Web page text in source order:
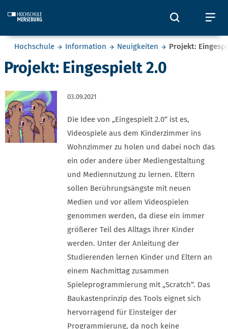
Öffnet
Sie befinden sich hier:
Hochschule Information Neuigkeiten Projekt:
Projekt: Eingespielt 2.0
03.09.2021
Die Idee von „Eingespielt 2.0“ ist es,
Videospiele aus dem Kinderzimmer ins
Wohnzimmer zu holen und dabei noch das
ein oder andere über Mediengestaltung
und Mediennutzung zu lernen. Eltern
sollen Berührungsängste mit neuen
Medien und vor allem Videospielen
genommen werden, da diese ein immer
größerer Teil des Alltags ihrer Kinder
werden. Unter der Anleitung der
Studierenden lernen Kinder und Eltern an
einem Nachmittag zusammen
Spieleprogrammierung mit „Scratch“. Das
Baukastenprinzip des Tools eignet sich
hervorragend für Einsteiger der
Programmierung, da noch keine